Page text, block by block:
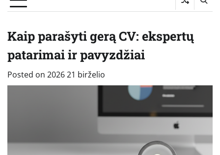
Kaip parašyti gerą CV: ekspertų
patarimai ir pavyzdžiai
Posted on 2026 21 birželio